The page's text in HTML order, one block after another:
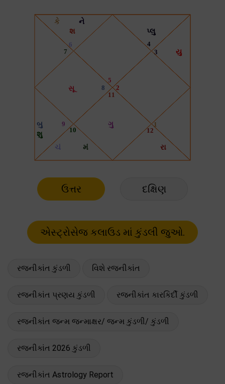
ઉત્તર દક્ષિણ
રજનીકાંત કુંડળી વિશે રજનીકાંત
રજનીકાંત પ્રણય કુંડળી રજનીકાંત કારકિર્દી કુંડળી
રજનીકાંત જન્મ જન્માક્ષર/ જન્મ કુંડળી/ કુંડળી
રજનીકાંત 2026 કુંડળી
રજનીકાંત Astrology Report